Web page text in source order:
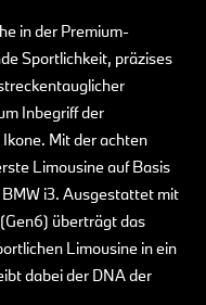
in der Premium-
Sportlichkeit, präzises
Inbegriff der
Mit der achten
Limousine auf Basis
i3. Ausgestattet mit
überträgt das
Limousine in ein
dabei der DNA der